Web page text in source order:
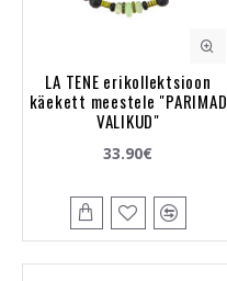
LA TENE erikollektsioon
käekett meestele "PARIMAD
VALIKUD"
33.90€